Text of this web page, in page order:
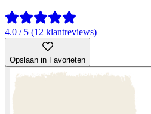
4.0 / 5 (12 klantreviews)
Opslaan in Favorieten